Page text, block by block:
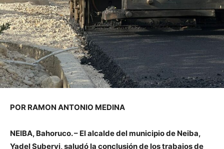
POR RAMON ANTONIO MEDINA
NEIBA, Bahoruco. – El alcalde del municipio de Neiba,
Yadel Subervi, saludó la conclusión de los trabajos de